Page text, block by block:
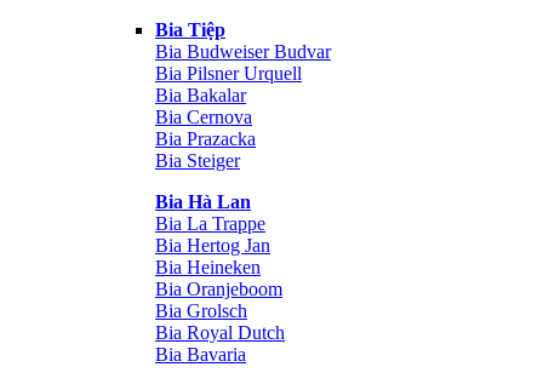
Bia Tiệp
Bia Budweiser Budvar
Bia Pilsner Urquell
Bia Bakalar
Bia Cernova
Bia Prazacka
Bia Steiger
Bia Hà Lan
Bia La Trappe
Bia Hertog Jan
Bia Heineken
Bia Oranjeboom
Bia Grolsch
Bia Royal Dutch
Bia Bavaria